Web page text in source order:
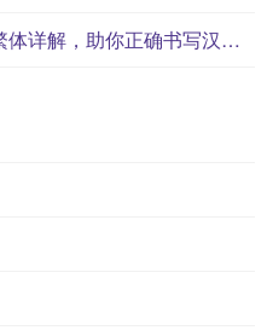
易的繁体字怎么写？这份易字繁体详解，助你正确书写汉字_汉字繁体学习